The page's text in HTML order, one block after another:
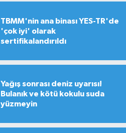
TBMM'nin ana binası YES-TR'de
'çok iyi' olarak
sertifikalandırıldı
Yağış sonrası deniz uyarısı!
Bulanık ve kötü kokulu suda
yüzmeyin